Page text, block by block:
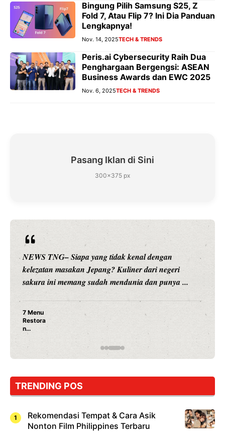
Bingung Pilih Samsung S25, Z
Fold 7, Atau Flip 7? Ini Dia Panduan
Lengkapnya!
Nov. 14, 2025TECH & TRENDS
Peris.ai Cybersecurity Raih Dua
Penghargaan Bergengsi: ASEAN
Business Awards dan EWC 2025
Nov. 6, 2025TECH & TRENDS
Pasang Iklan di Sini
300×375 px
NEWS TNG– Siapa sangka, dua nama besar di dunia
hiburan, Nunung Srimulat dan Vicky Prasetyo, kini
merambah dunia kuliner dengan ...
Nunung Srimulat & Vicky Prasetyo Buka Restoran
Rahasia Mami Bikin Nagih!
TRENDING POS
Rekomendasi Tempat & Cara Asik
Nonton Film Philippines Terbaru